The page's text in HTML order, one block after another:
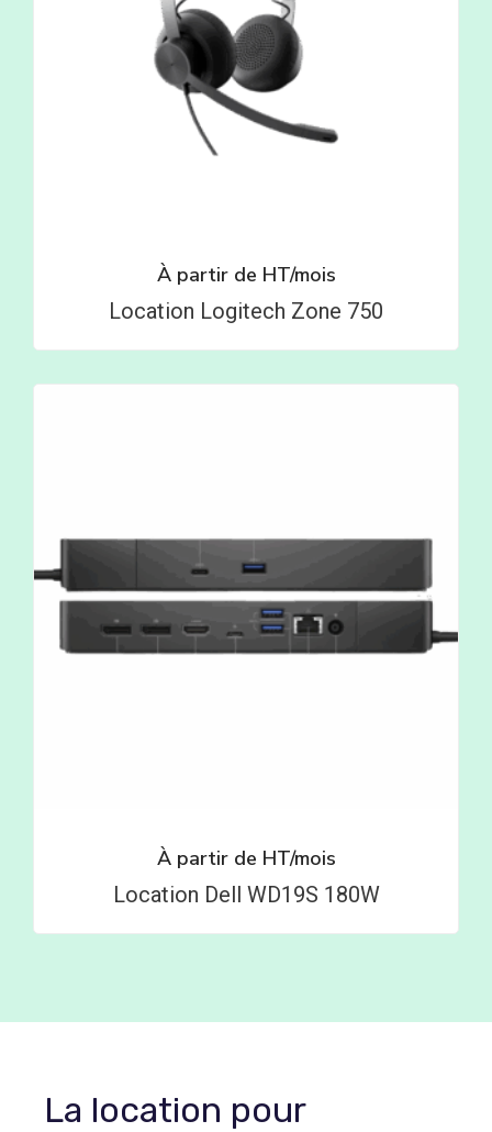
À partir de HT/mois
Location Logitech Zone 750
À partir de HT/mois
Location Dell WD19S 180W
La location pour